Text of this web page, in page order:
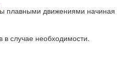
плавными движениями начиная
в случае необходимости.